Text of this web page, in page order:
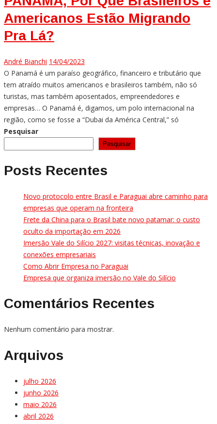
Americanos Estão Migrando
Pra Lá?
André Bianchi 14/04/2023
O Panamá é um paraíso geográfico, financeiro e tributário que
tem atraído muitos americanos e brasileiros também, não só
turistas, mas também aposentados, empreendedores e
empresas… O Panamá é, digamos, um polo internacional na
região, como se fosse a “Dubai da América Central,” só
Pesquisar
Pesquisar
Posts Recentes
Novo protocolo entre Brasil e Paraguai abre caminho para
empresas que operam na fronteira
Frete da China para o Brasil bate novo patamar: o custo
oculto da importação em 2026
Imersão Vale do Silício 2027: visitas técnicas, inovação e
conexões empresariais
Como Abrir Empresa no Paraguai
Empresa que organiza imersão no Vale do Silício
Comentários Recentes
Nenhum comentário para mostrar.
Arquivos
julho 2026
junho 2026
maio 2026
abril 2026